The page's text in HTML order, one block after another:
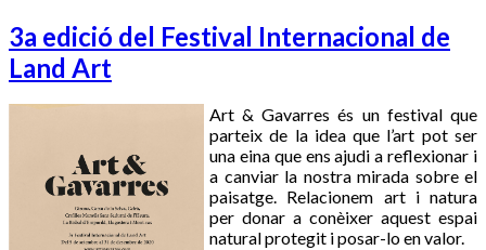
3a edició del Festival Internacional de
Land Art
Art & Gavarres és un festival que
parteix de la idea que l’art pot ser
una eina que ens ajudi a reflexionar i
a canviar la nostra mirada sobre el
paisatge. Relacionem art i natura
per donar a conèixer aquest espai
natural protegit i posar-lo en valor.